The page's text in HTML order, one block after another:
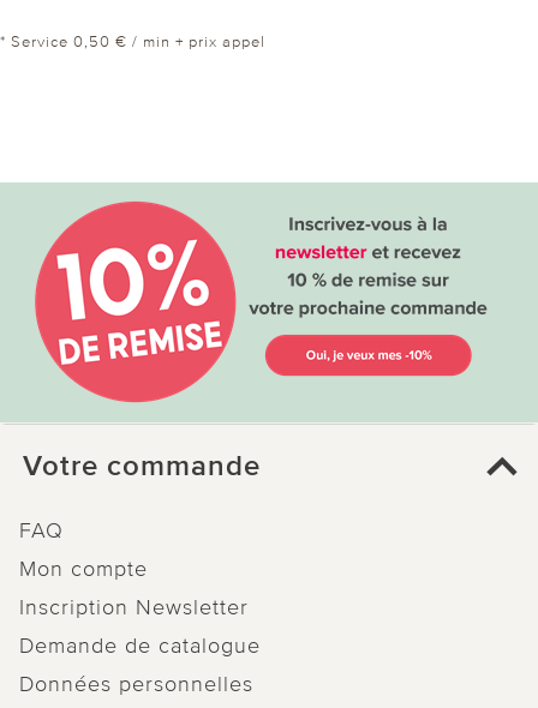
* Service 0,50 € / min + prix appel
Votre commande
FAQ
Mon compte
Inscription Newsletter
Demande de catalogue
Données personnelles